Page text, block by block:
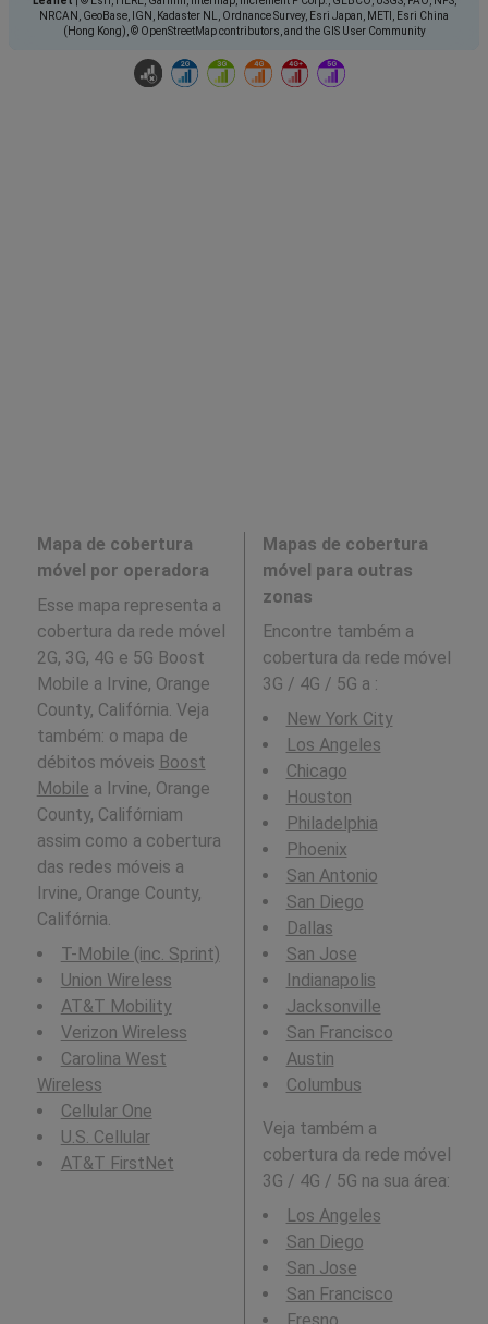
NRCAN, GeoBase, IGN, Kadaster NL, Ordnance Survey, Esri Japan, METI, Esri China
(Hong Kong), © OpenStreetMap contributors, and the GIS User Community
Mapa de cobertura
móvel por operadora
Esse mapa representa a
cobertura da rede móvel
2G, 3G, 4G e 5G Boost
Mobile a Irvine, Orange
County, Califórnia. Veja
também: o mapa de
débitos móveis Boost
Mobile a Irvine, Orange
County, Califórniam
assim como a cobertura
das redes móveis a
Irvine, Orange County,
Califórnia.
T-Mobile (inc. Sprint)
Union Wireless
AT&T Mobility
Verizon Wireless
Carolina West
Wireless
Cellular One
U.S. Cellular
AT&T FirstNet
Mapas de cobertura
móvel para outras
zonas
Encontre também a
cobertura da rede móvel
3G / 4G / 5G a :
New York City
Los Angeles
Chicago
Houston
Philadelphia
Phoenix
San Antonio
San Diego
Dallas
San Jose
Indianapolis
Jacksonville
San Francisco
Austin
Columbus
Veja também a
cobertura da rede móvel
3G / 4G / 5G na sua área:
Los Angeles
San Diego
San Jose
San Francisco